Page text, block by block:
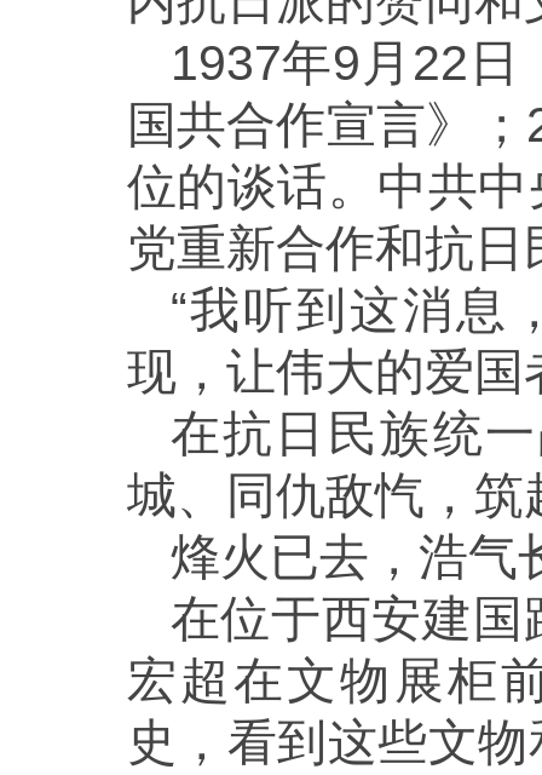
1937年9月22日
国共合作宣言》
位的谈话。中共
党重新合作和抗
“我听到这消息
现，让伟大的爱
在抗日民族统
城、同仇敌忾，
烽火已去，浩气
在位于西安建
宏超在文物展柜
史，看到这些文